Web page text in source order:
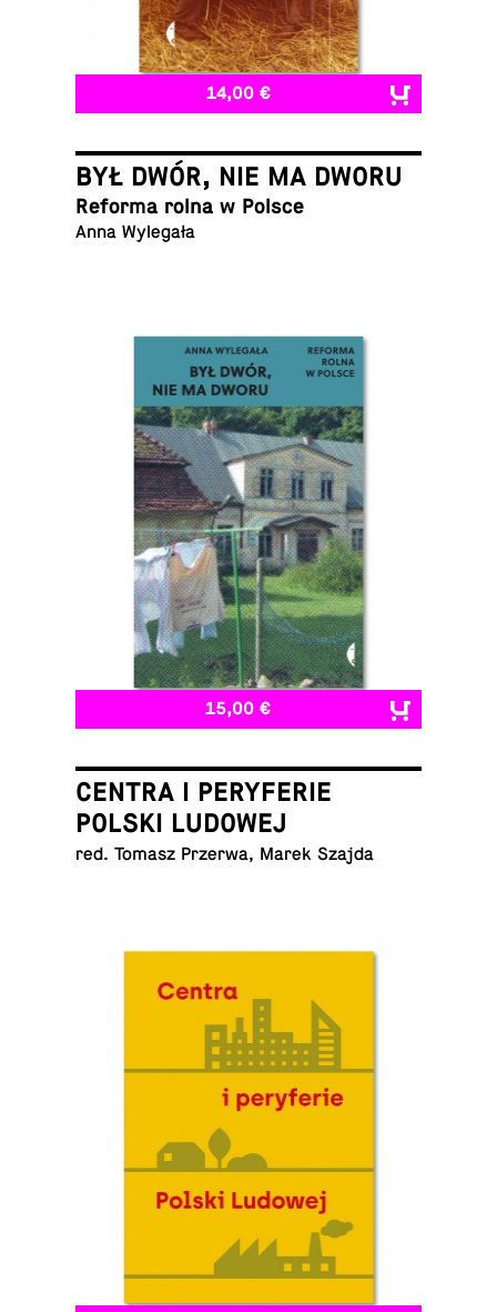
14,00 €
BYŁ DWÓR, NIE MA DWORU
Reforma rolna w Polsce
Anna Wylegała
15,00 €
CENTRA I PERYFERIE
POLSKI LUDOWEJ
red. Tomasz Przerwa, Marek Szajda